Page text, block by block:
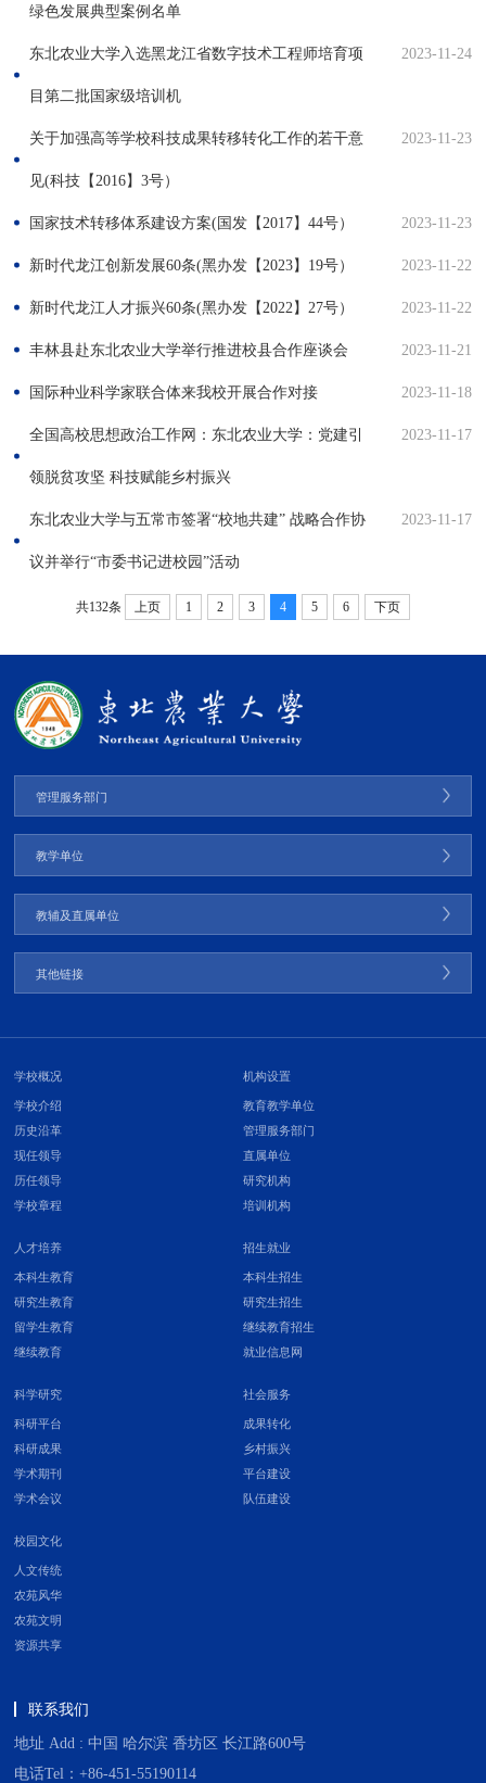
绿色发展典型案例名单
东北农业大学入选黑龙江省数字技术工程师培育项
目第二批国家级培训机
2023-11-24
关于加强高等学校科技成果转移转化工作的若干意
见(科技【2016】3号）
2023-11-23
国家技术转移体系建设方案(国发【2017】44号） 2023-11-23
新时代龙江创新发展60条(黑办发【2023】19号） 2023-11-22
新时代龙江人才振兴60条(黑办发【2022】27号） 2023-11-22
丰林县赴东北农业大学举行推进校县合作座谈会 2023-11-21
国际种业科学家联合体来我校开展合作对接 2023-11-18
全国高校思想政治工作网：东北农业大学：党建引
领脱贫攻坚 科技赋能乡村振兴
2023-11-17
东北农业大学与五常市签署“校地共建” 战略合作协
议并举行“市委书记进校园”活动
2023-11-17
共132条 上页 1 2 3 4 5 6 下页
管理服务部门
教学单位
教辅及直属单位
其他链接
学校概况
学校介绍
历史沿革
现任领导
历任领导
学校章程
机构设置
教育教学单位
管理服务部门
直属单位
研究机构
培训机构
人才培养
本科生教育
研究生教育
留学生教育
继续教育
招生就业
本科生招生
研究生招生
继续教育招生
就业信息网
科学研究
科研平台
科研成果
学术期刊
学术会议
社会服务
成果转化
乡村振兴
平台建设
队伍建设
校园文化
人文传统
农苑风华
农苑文明
资源共享
联系我们
地址 Add : 中国 哈尔滨 香坊区 长江路600号
电话Tel：+86-451-55190114